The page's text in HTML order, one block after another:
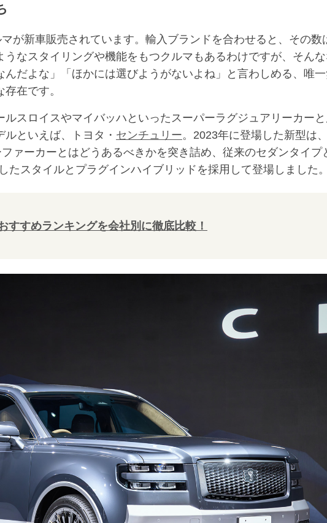
が新車販売されています。輸入ブランドを合わせると、その数
なスタイリングや機能をもつクルマもあるわけですが、そん
だよな」「ほかには選びようがないよね」と言わしめる、唯
在です。
スロイスやマイバッハといったスーパーラグジュアリーカー
といえば、トヨタ・ センチュリー。2023年に登場した新型は
ァーカーとはどうあるべきかを突き詰め、従来のセダンタイプ
たスタイルとプラグインハイブリッドを採用して登場しました
すすめランキングを会社別に徹底比較！